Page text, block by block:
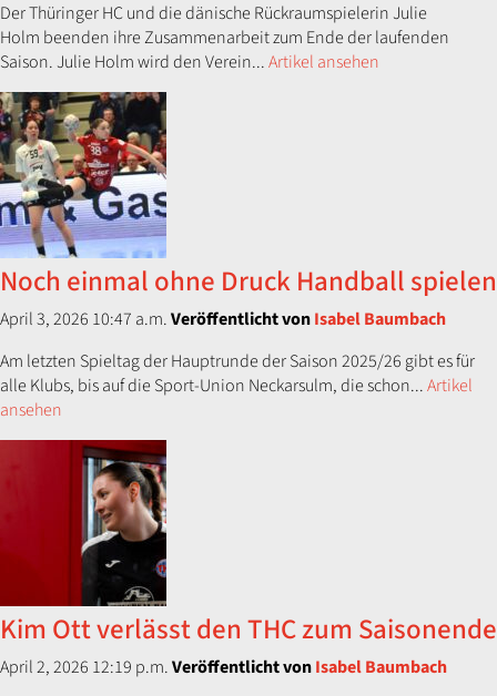
Der Thüringer HC und die dänische Rückraumspielerin Julie
Holm beenden ihre Zusammenarbeit zum Ende der laufenden
Saison. Julie Holm wird den Verein...Artikel ansehen
Noch einmal ohne Druck Handball spielen
April 3, 2026 10:47 a.m.Veröffentlicht vonIsabel Baumbach
Am letzten Spieltag der Hauptrunde der Saison 2025/26 gibt es für
alle Klubs, bis auf die Sport-Union Neckarsulm, die schon...Artikel
ansehen
Kim Ott verlässt den THC zum Saisonende
April 2, 2026 12:19 p.m.Veröffentlicht vonIsabel Baumbach